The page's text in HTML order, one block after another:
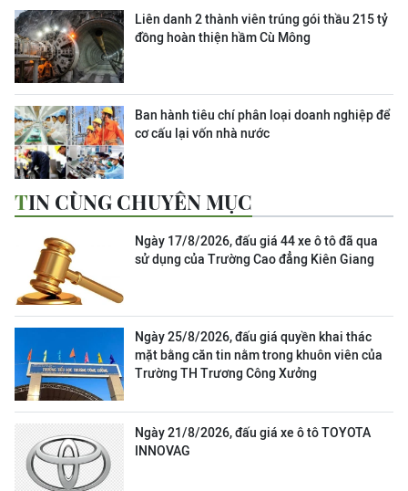
Liên danh 2 thành viên trúng gói thầu 215 tỷ
đồng hoàn thiện hầm Cù Mông
Ban hành tiêu chí phân loại doanh nghiệp để
cơ cấu lại vốn nhà nước
TIN CÙNG CHUYÊN MỤC
Ngày 17/8/2026, đấu giá 44 xe ô tô đã qua
sử dụng của Trường Cao đẳng Kiên Giang
Ngày 25/8/2026, đấu giá quyền khai thác
mặt bằng căn tin nằm trong khuôn viên của
Trường TH Trương Công Xưởng
Ngày 21/8/2026, đấu giá xe ô tô TOYOTA
INNOVAG